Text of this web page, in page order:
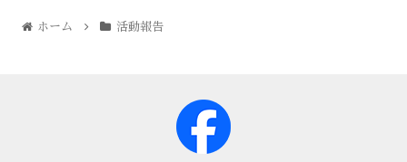
ホーム 活動報告